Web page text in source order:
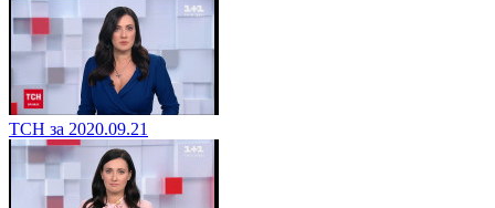
ТСН за 2020.09.21